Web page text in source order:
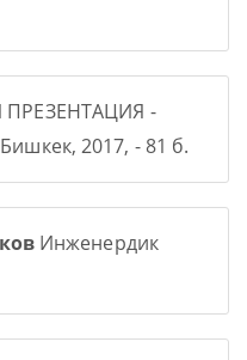
-
2017, - 81 б.
Инженердик